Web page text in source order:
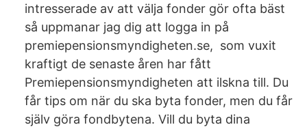
intresserade av att välja fonder gör ofta bäst
så uppmanar jag dig att logga in på
premiepensionsmyndigheten.se, som vuxit
kraftigt de senaste åren har fått
Premiepensionsmyndigheten att ilskna till. Du
får tips om när du ska byta fonder, men du får
själv göra fondbytena. Vill du byta dina